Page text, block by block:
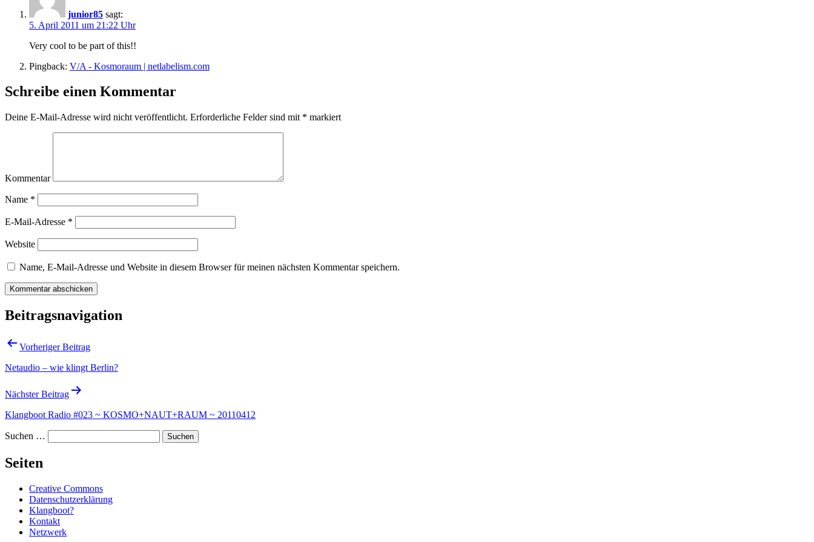
junior85 sagt:
5. April 2011 um 21:22 Uhr
Very cool to be part of this!!
Pingback: V/A - Kosmoraum | netlabelism.com
Schreibe einen Kommentar
Deine E-Mail-Adresse wird nicht veröffentlicht. Erforderliche Felder sind mit * markiert
Kommentar
Name *
E-Mail-Adresse *
Website
Name, E-Mail-Adresse und Website in diesem Browser für meinen nächsten Kommentar speichern.
Beitragsnavigation
Vorheriger Beitrag
Netaudio – wie klingt Berlin?
Nächster Beitrag
Klangboot Radio #023 ~ KOSMO+NAUT+RAUM ~ 20110412
Suchen …
Seiten
Creative Commons
Datenschutzerklärung
Klangboot?
Kontakt
Netzwerk